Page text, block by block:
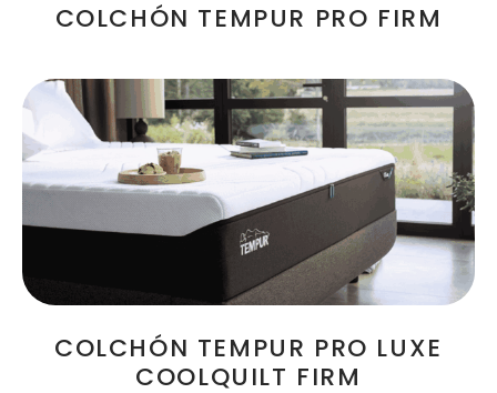
COLCHÓN TEMPUR PRO FIRM
COLCHÓN TEMPUR PRO LUXE
COOLQUILT FIRM